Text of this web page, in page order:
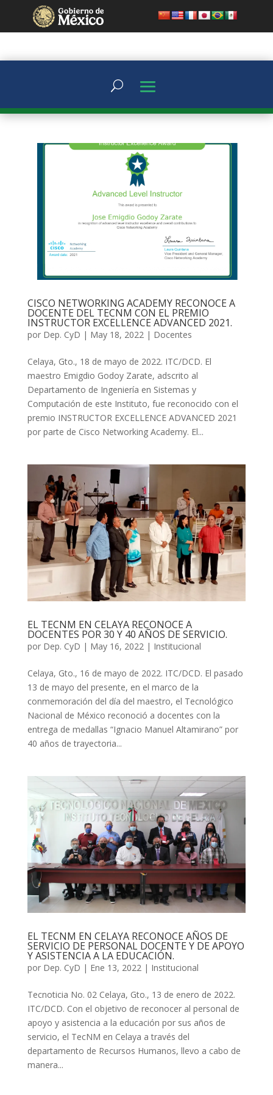
CISCO NETWORKING ACADEMY RECONOCE A
DOCENTE DEL TECNM CON EL PREMIO
INSTRUCTOR EXCELLENCE ADVANCED 2021.
por Dep. CyD | May 18, 2022| Docentes
Celaya, Gto., 18 de mayo de 2022. ITC/DCD. El
maestro Emigdio Godoy Zarate, adscrito al
Departamento de Ingeniería en Sistemas y
Computación de este Instituto, fue reconocido con el
premio INSTRUCTOR EXCELLENCE ADVANCED 2021
por parte de Cisco Networking Academy. El...
EL TECNM EN CELAYA RECONOCE A
DOCENTES POR 30 Y 40 AÑOS DE SERVICIO.
por Dep. CyD | May 16, 2022| Institucional
Celaya, Gto., 16 de mayo de 2022. ITC/DCD. El pasado
13 de mayo del presente, en el marco de la
conmemoración del día del maestro, el Tecnológico
Nacional de México reconoció a docentes con la
entrega de medallas “Ignacio Manuel Altamirano” por
40 años de trayectoria...
EL TECNM EN CELAYA RECONOCE AÑOS DE
SERVICIO DE PERSONAL DOCENTE Y DE APOYO
Y ASISTENCIA A LA EDUCACIÓN.
por Dep. CyD | Ene 13, 2022| Institucional
Tecnoticia No. 02 Celaya, Gto., 13 de enero de 2022.
ITC/DCD. Con el objetivo de reconocer al personal de
apoyo y asistencia a la educación por sus años de
servicio, el TecNM en Celaya a través del
departamento de Recursos Humanos, llevo a cabo de
manera...